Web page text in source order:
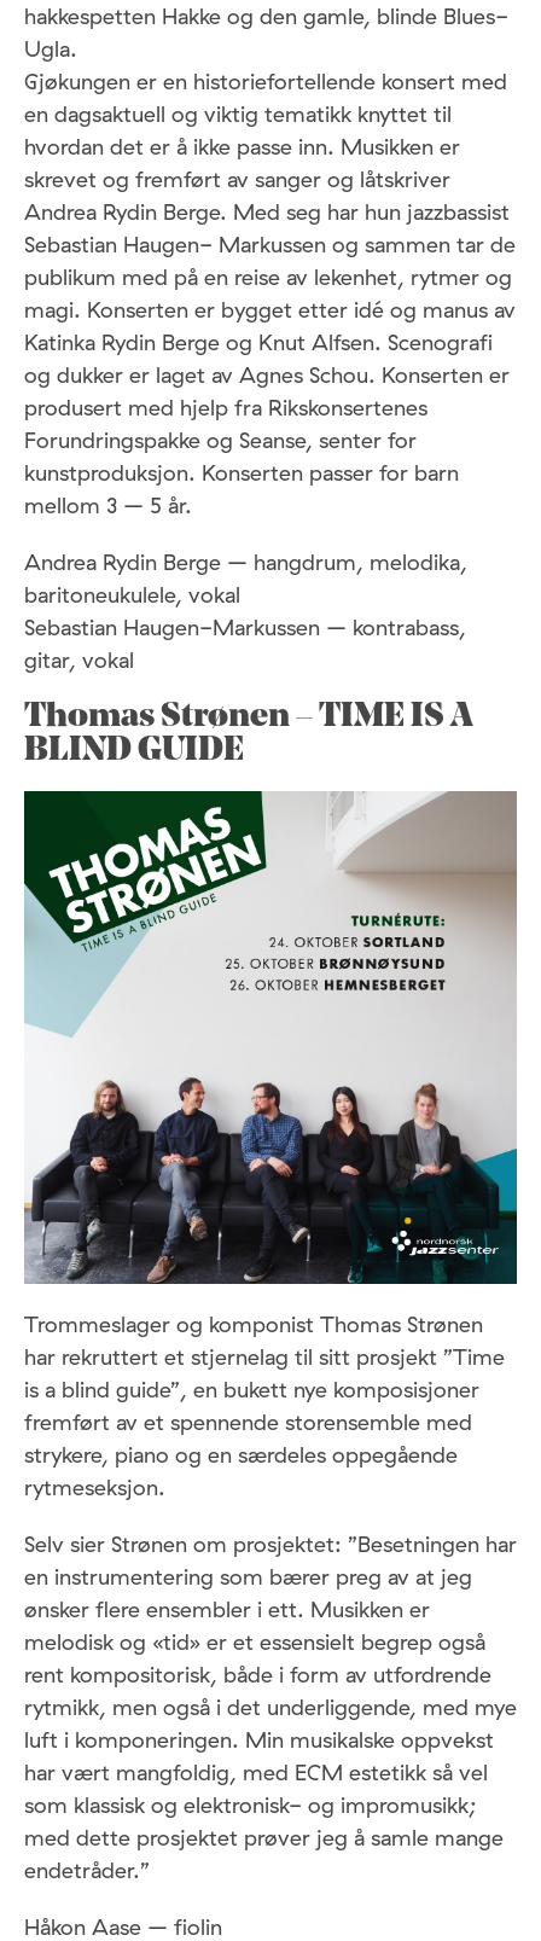
hakkespetten Hakke og den gamle, blinde Blues-
Ugla.
Gjøkungen er en historiefortellende konsert med
en dagsaktuell og viktig tematikk knyttet til
hvordan det er å ikke passe inn. Musikken er
skrevet og fremført av sanger og låtskriver
Andrea Rydin Berge. Med seg har hun jazzbassist
Sebastian Haugen- Markussen og sammen tar de
publikum med på en reise av lekenhet, rytmer og
magi. Konserten er bygget etter idé og manus av
Katinka Rydin Berge og Knut Alfsen. Scenografi
og dukker er laget av Agnes Schou. Konserten er
produsert med hjelp fra Rikskonsertenes
Forundringspakke og Seanse, senter for
kunstproduksjon. Konserten passer for barn
mellom 3 – 5 år.
Andrea Rydin Berge – hangdrum, melodika,
baritoneukulele, vokal
Sebastian Haugen-Markussen – kontrabass,
gitar, vokal
Thomas Strønen – TIME IS A
BLIND GUIDE
Trommeslager og komponist Thomas Strønen
har rekruttert et stjernelag til sitt prosjekt ”Time
is a blind guide”, en bukett nye komposisjoner
fremført av et spennende storensemble med
strykere, piano og en særdeles oppegående
rytmeseksjon.
Selv sier Strønen om prosjektet: ”Besetningen har
en instrumentering som bærer preg av at jeg
ønsker flere ensembler i ett. Musikken er
melodisk og «tid» er et essensielt begrep også
rent kompositorisk, både i form av utfordrende
rytmikk, men også i det underliggende, med mye
luft i komponeringen. Min musikalske oppvekst
har vært mangfoldig, med ECM estetikk så vel
som klassisk og elektronisk- og impromusikk;
med dette prosjektet prøver jeg å samle mange
endetråder.”
Håkon Aase – fiolin